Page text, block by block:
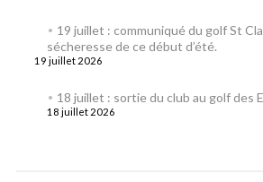
19 juillet : communiqué du golf St
sécheresse de ce début d’été.
19 juillet 2026
18 juillet : sortie du club au golf des
18 juillet 2026